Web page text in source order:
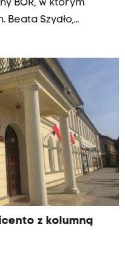
BOR, w którym
Beata Szydło,
z kolumną